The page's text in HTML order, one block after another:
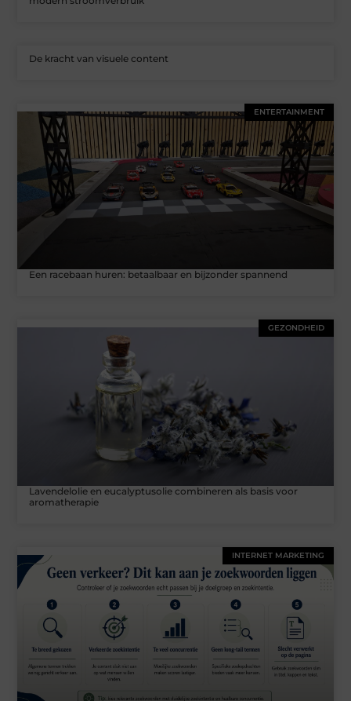
De kracht van visuele content
ENTERTAINMENT
Een racebaan huren: betaalbaar en bijzonder spannend
GEZONDHEID
Lavendelolie en eucalyptusolie combineren als basis voor
aromatherapie
INTERNET MARKETING